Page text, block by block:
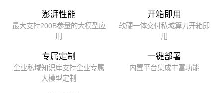
澎湃性能
最大支持200B参量的大模型应
用
开箱即用
软硬一体交付私域算力开箱即
用
专属定制
企业私域知识库支持企业专属
大模型定制
一键部署
内置平台集成丰富功能